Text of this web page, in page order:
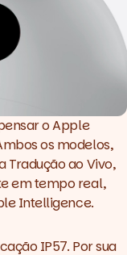
o Apple
os modelos,
Tradução ao Vivo,
em tempo real,
Intelligence.
IP57. Por sua